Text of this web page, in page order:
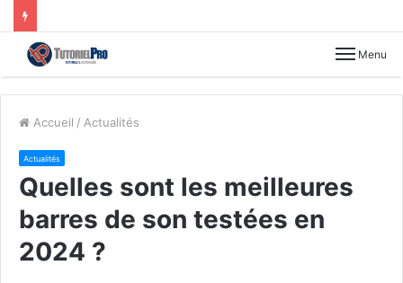
Menu
Accueil / Actualités
Actualités
Quelles sont les meilleures
barres de son testées en
2024 ?